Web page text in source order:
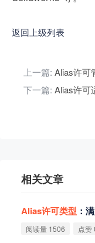
返回上级列表
上一篇: Alias许可
下一篇: Alias许可
相关文章
Alias许可类型 ：
阅读量 1506 点赞